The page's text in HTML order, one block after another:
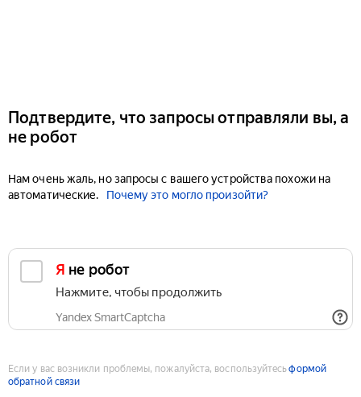
Подтвердите, что запросы отправляли вы, а
не робот
Нам очень жаль, но запросы с вашего устройства похожи на
автоматические.
Почему это могло произойти?
Я не робот
Нажмите, чтобы продолжить
Yandex SmartCaptcha
Если у вас возникли проблемы, пожалуйста, воспользуйтесьформой
обратной связи